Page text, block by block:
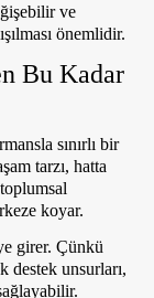
ve
önemlidir.
Bu Kadar
sınırlı bir
tarzı, hatta
koyar.
girer. Çünkü
destek unsurları,